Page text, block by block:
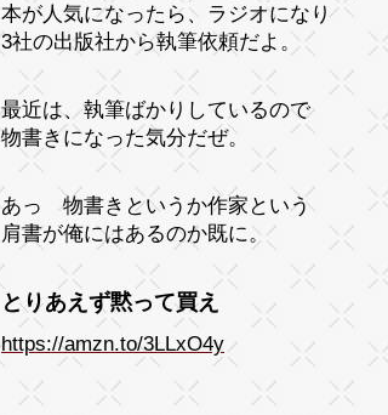
本が人気になったら、ラジオになり
3社の出版社から執筆依頼だよ。
最近は、執筆ばかりしているので
物書きになった気分だぜ。
あっ 物書きというか作家という
肩書が俺にはあるのか既に。
とりあえず黙って買え
https://amzn.to/3LLxO4y